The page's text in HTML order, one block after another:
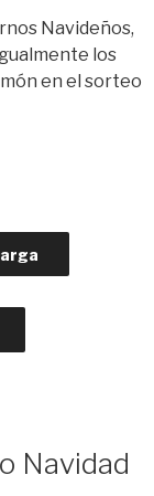
Navideños,
los
en el sorteo
Navidad